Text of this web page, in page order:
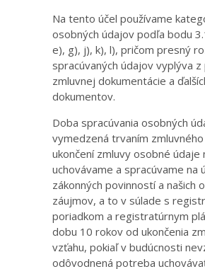
Na tento účel používame
osobných údajov podľa bodu
e), g), j), k), l), pričom presný
spracúvaných údajov vyplýva z
zmluvnej dokumentácie a
dokumentov.
Doba spracúvania osobných
vymedzená trvaním
ukončení zmluvy osobné údaje
uchovávame a spracúvame na
zákonných povinností a našich
záujmov, a to v súlade s
poriadkom a registratúrnym
dobu 10 rokov od ukončenia
vzťahu, pokiaľ v budúcnosti
odôvodnená potreba